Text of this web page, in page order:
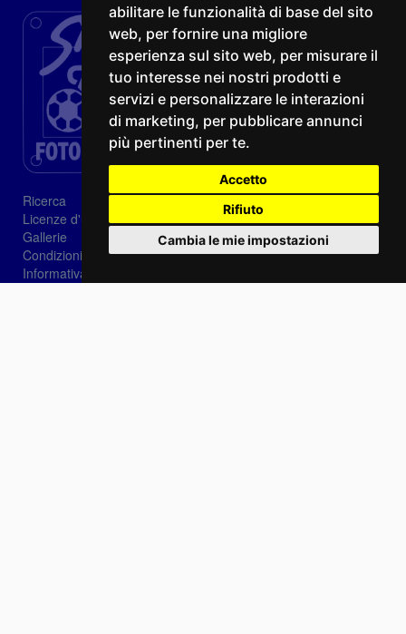
abilitare le funzionalità di base del sito
web, per fornire una migliore
esperienza sul sito web, per misurare il
tuo interesse nei nostri prodotti e
servizi e personalizzare le interazioni
di marketing, per pubblicare annunci
più pertinenti per te.
Accetto
Rifiuto
Cambia le mie impostazioni
Ricerca
Licenze d'utilizzo
Gallerie
Condizioni di vendita
Informativa sui Cookie